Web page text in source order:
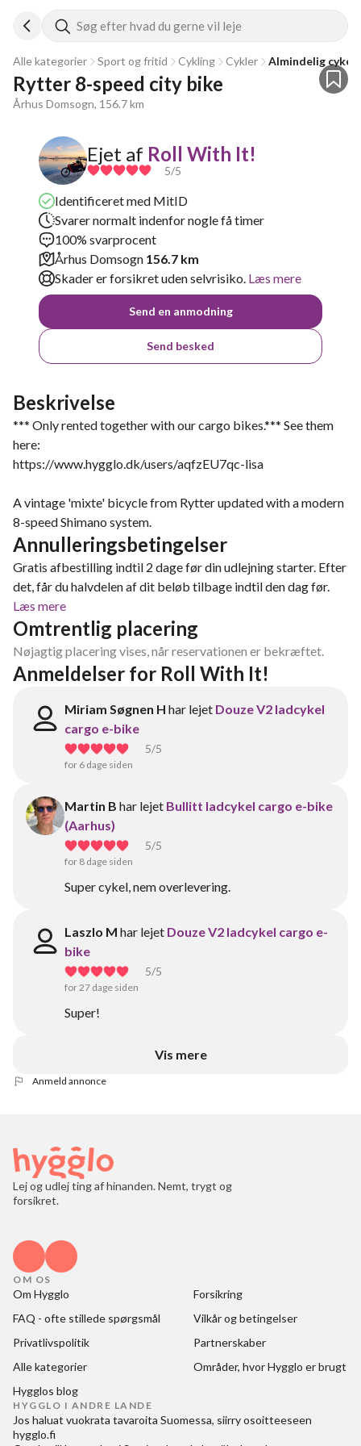
Søg efter hvad du gerne vil leje
Alle kategorier Sport og fritid Cykling Cykler Almindelig cykel
Rytter 8-speed city bike
Århus Domsogn, 156.7 km
Ejet af Roll With It!
5/5
Identificeret med MitID
Svarer normalt indenfor nogle få timer
100% svarprocent
Århus Domsogn 156.7 km
Skader er forsikret uden selvrisiko. Læs mere
Send en anmodning
Send besked
Beskrivelse
*** Only rented together with our cargo bikes.*** See them
here:
https://www.hygglo.dk/users/aqfzEU7qc-lisa
A vintage 'mixte' bicycle from Rytter updated with a modern
8-speed Shimano system.
Annulleringsbetingelser
Gratis afbestilling indtil 2 dage før din udlejning starter. Efter
det, får du halvdelen af dit beløb tilbage indtil den dag før.
Læs mere
Omtrentlig placering
Nøjagtig placering vises, når reservationen er bekræftet.
Anmeldelser for Roll With It!
Miriam Søgnen H har lejet Douze V2 ladcykel
cargo e-bike
5/5
for 6 dage siden
Martin B har lejet Bullitt ladcykel cargo e-bike
(Aarhus)
5/5
for 8 dage siden
Super cykel, nem overlevering.
Laszlo M har lejet Douze V2 ladcykel cargo e-
bike
5/5
for 27 dage siden
Super!
Vis mere
Anmeld annonce
Lej og udlej ting af hinanden. Nemt, trygt og
forsikret.
OM OS
Om Hygglo
Forsikring
FAQ - ofte stillede spørgsmål
Vilkår og betingelser
Privatlivspolitik
Partnerskaber
Alle kategorier
Områder, hvor Hygglo er brugt
Hygglos blog
HYGGLO I ANDRE LANDE
Jos haluat vuokrata tavaroita Suomessa, siirry osoitteeseen
hygglo.fi